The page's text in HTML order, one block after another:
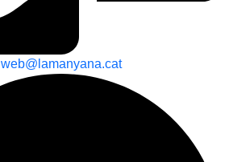
web@lamanyana.cat